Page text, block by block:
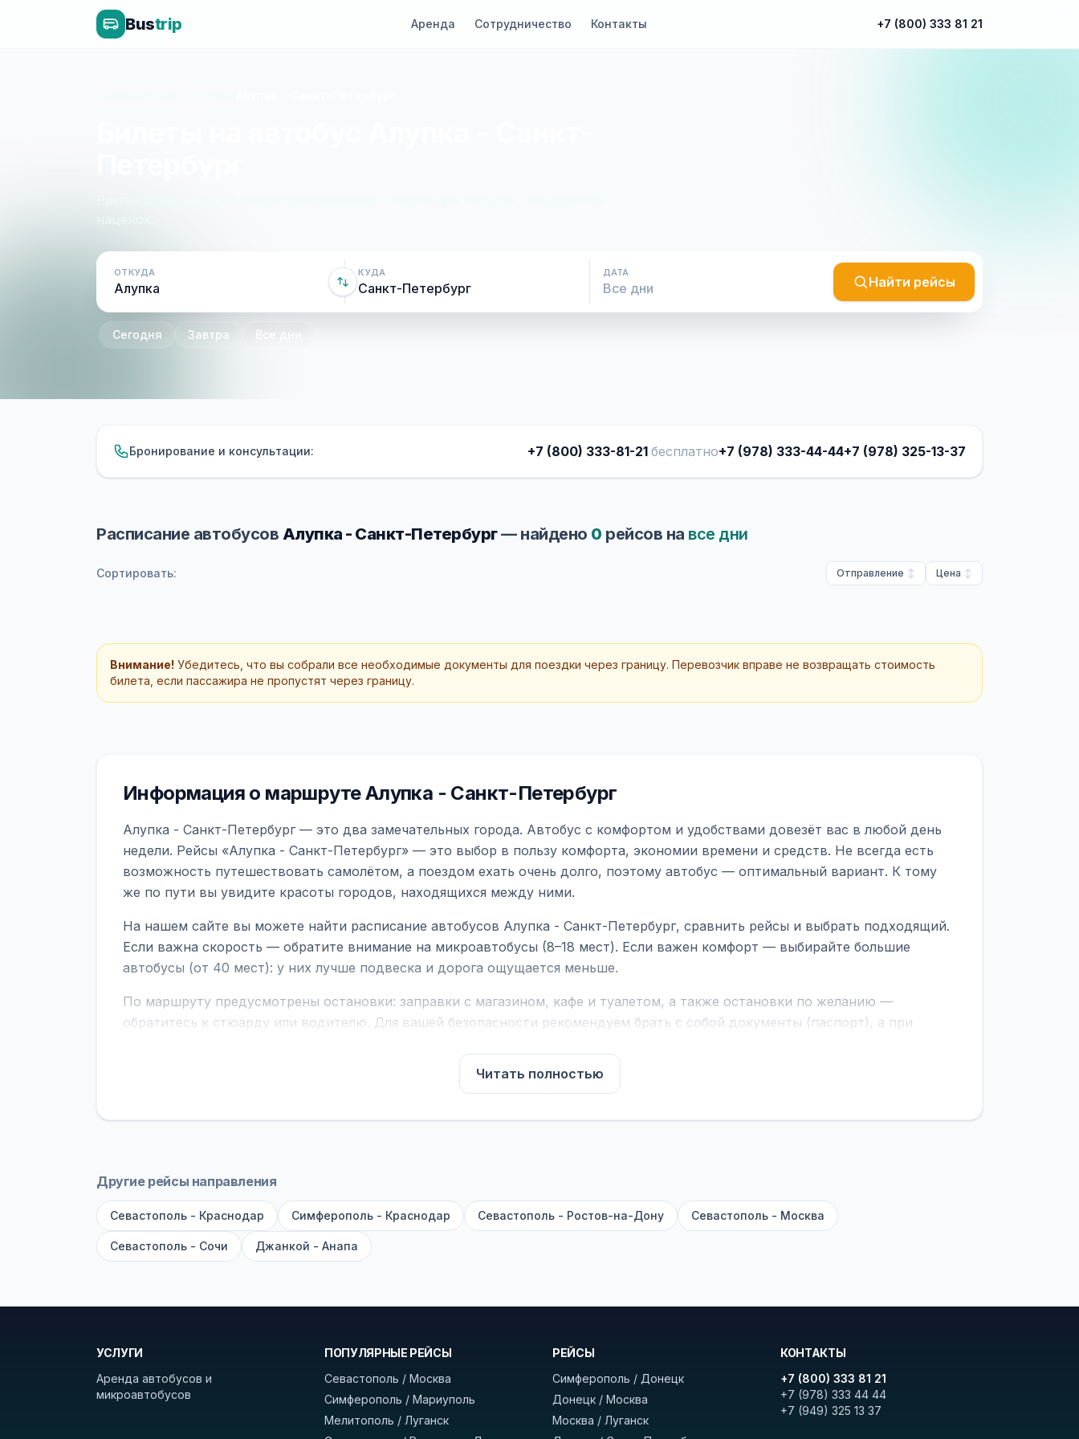
Bustrip Аренда Сотрудничество Контакты +7 (800) 333 81 21
ОТКУДА КУДА ДАТА
Найти рейсы
Сегодня Завтра Все дни
Бронирование и консультации: +7 (800) 333-81-21 бесплатно+7 (978) 333-44-44+7 (978) 325-13-37
Расписание автобусов Алупка - Санкт-Петербург— найдено 0 рейсов на все дни
Сортировать: Отправление Цена
Внимание! Убедитесь, что вы собрали все необходимые документы для поездки через границу. Перевозчик вправе не возвращать стоимость
билета, если пассажира не пропустят через границу.
Информация о маршруте Алупка - Санкт-Петербург
Алупка - Санкт-Петербург — это два замечательных города. Автобус с комфортом и удобствами довезёт вас в любой день
недели. Рейсы «Алупка - Санкт-Петербург» — это выбор в пользу комфорта, экономии времени и средств. Не всегда есть
возможность путешествовать самолётом, а поездом ехать очень долго, поэтому автобус — оптимальный вариант. К тому
же по пути вы увидите красоты городов, находящихся между ними.
На нашем сайте вы можете найти расписание автобусов Алупка - Санкт-Петербург, сравнить рейсы и выбрать подходящий.
Если важна скорость — обратите внимание на микроавтобусы (8–18 мест). Если важен комфорт — выбирайте большие
автобусы (от 40 мест): у них лучше подвеска и дорога ощущается меньше.
По маршруту предусмотрены остановки: заправки с магазином, кафе и туалетом, а также остановки по желанию —
обратитесь к стюарду или водителю. Для вашей безопасности рекомендуем брать с собой документы (паспорт), а при
В автобусах есть всё необходимое для комфортной поездки: регулировка сидений, кондиционер, отопление, зарядка
устройств, вода, пледы. На больших автобусах работают стюарды. У нас
оплата производится только при посадке, печатать билет заранее не нужно.
рейсов вы увидите время выезда, место посадки, время и место прибытия, время в пути и цену. Кнопка «Детали рейса»
Удачных поездок! С уважением, командаBUSTRIP.PRO
Читать полностью
Другие рейсы направления
Севастополь - Краснодар Симферополь - Краснодар Севастополь - Ростов-на-Дону Севастополь - Москва
Севастополь - Сочи Джанкой - Анапа
УСЛУГИ
Аренда автобусов и
микроавтобусов
ПОПУЛЯРНЫЕ РЕЙСЫ
Севастополь / Москва
Симферополь / Мариуполь
Мелитополь / Луганск
РЕЙСЫ
Симферополь / Донецк
Донецк / Москва
Москва / Луганск
КОНТАКТЫ
+7 (800) 333 81 21
+7 (978) 333 44 44
+7 (949) 325 13 37